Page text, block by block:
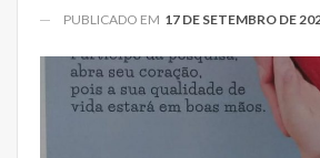
PUBLICADO EM 17 DE SETEMBRO DE